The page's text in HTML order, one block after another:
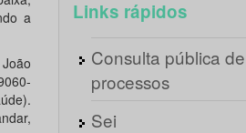
a
Links rápidos
Consulta pública de
processos
Sei